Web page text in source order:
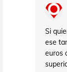
Si
ese
euros